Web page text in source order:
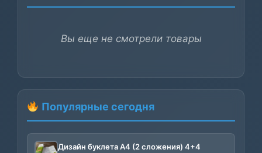
Вы еще не смотрели товары
Популярные сегодня
Дизайн буклета А4 (2 сложения) 4+4